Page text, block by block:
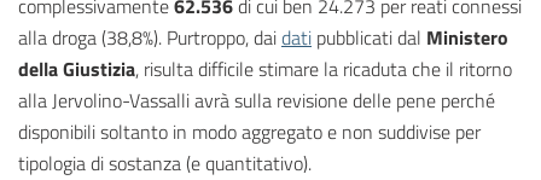
complessivamente62.536di cui ben 24.273 per reati connessi
alla droga (38,8%). Purtroppo, daidati pubblicati dal Ministero
della Giustizia, risulta difficile stimare la ricaduta che il ritorno
alla Jervolino-Vassalli avrà sulla revisione delle pene perché
disponibili soltanto in modo aggregato e non suddivise per
tipologia di sostanza (e quantitativo).